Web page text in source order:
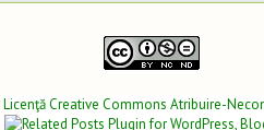
Licenţă Creative Commons Atribuire-